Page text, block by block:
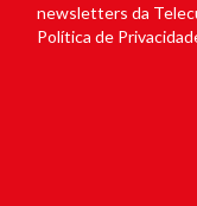
newsletters da
Política de